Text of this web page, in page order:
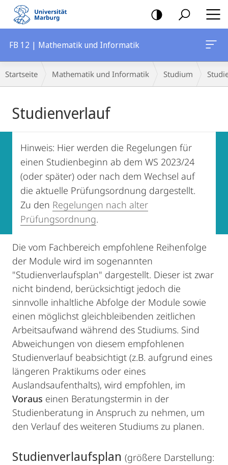
Mobile-
Navigation
FB 12 | Mathematik und Informatik
Breadcrumb-
Navigation
Startseite Mathematik und Informatik Studium
Studienverlauf
Hinweis: Hier werden die Regelungen für
einen Studienbeginn ab dem WS 2023/24
(oder später) oder nach dem Wechsel auf
die aktuelle Prüfungsordnung dargestellt.
Zu den Regelungen nach alter
Prüfungsordnung.
Die vom Fachbereich empfohlene Reihenfolge
der Module wird im sogenannten
"Studienverlaufsplan" dargestellt. Dieser ist zwar
nicht bindend, berücksichtigt jedoch die
sinnvolle inhaltliche Abfolge der Module sowie
einen möglichst gleichbleibenden zeitlichen
Arbeitsaufwand während des Studiums. Sind
Abweichungen von diesem empfohlenen
Studienverlauf beabsichtigt (z.B. aufgrund eines
längeren Praktikums oder eines
Auslandsaufenthalts), wird empfohlen, im
Voraus einen Beratungstermin in der
Studienberatung in Anspruch zu nehmen, um
den Verlauf des weiteren Studiums zu planen.
Studienverlaufsplan (größere Darstellung: